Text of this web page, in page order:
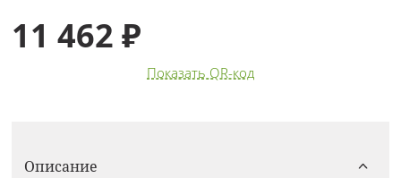
11 462 ₽
Показать QR-код
Описание